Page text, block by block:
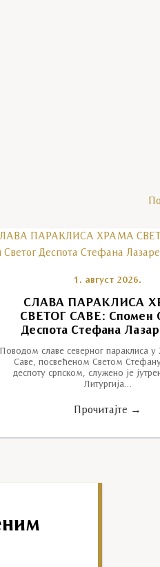
1. август 2026.
СЛАВА ПАРАКЛИСА
СВЕТОГ САВЕ: Спомен
Деспота Стефана
Поводом славе северног параклиса у
Саве, посвећеном Светом
деспоту српском, служено је
Литургија…
Прочитајте →